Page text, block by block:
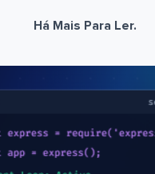
Há Mais Para Ler.